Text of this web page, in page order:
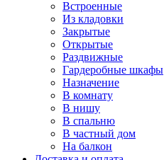
Встроенные
Из кладовки
Закрытые
Открытые
Раздвижные
Гардеробные шкафы
Назначение
В комнату
В нишу
В спальню
В частный дом
На балкон